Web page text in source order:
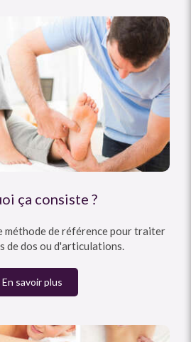
ça consiste ?
méthode de référence pour traiter
de dos ou d'articulations.
En savoir plus